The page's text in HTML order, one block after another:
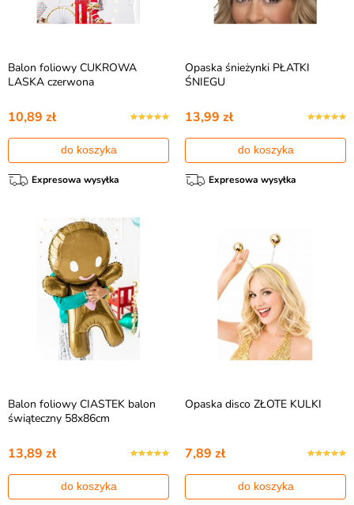
Balon foliowy CUKROWA
LASKA czerwona
10,89 zł
do koszyka
Expresowa wysyłka
Opaska śnieżynki PŁATKI
ŚNIEGU
13,99 zł
do koszyka
Expresowa wysyłka
Balon foliowy CIASTEK balon
świąteczny 58x86cm
13,89 zł
do koszyka
Opaska disco ZŁOTE KULKI
7,89 zł
do koszyka